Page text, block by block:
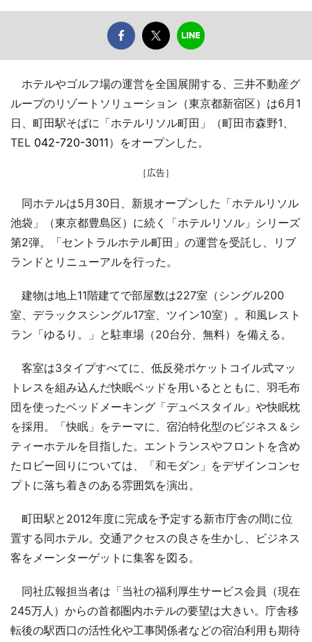
ホテルやゴルフ場の運営を全国展開する、三井不動産グ
ループのリゾートソリューション（東京都新宿区）は6月1
日、町田駅そばに「ホテルリソル町田」（町田市森野1、
TEL 042-720-3011）をオープンした。
［広告］
同ホテルは5月30日、新規オープンした「ホテルリソル
池袋」（東京都豊島区）に続く「ホテルリソル」シリーズ
第2弾。「セントラルホテル町田」の運営を受託し、リブ
ランドとリニューアルを行った。
建物は地上11階建てで部屋数は227室（シングル200
室、デラックスシングル17室、ツイン10室）。和風レスト
ラン「ゆるり。」と駐車場（20台分、無料）を備える。
客室は3タイプすべてに、低反発ポケットコイル式マッ
トレスを組み込んだ快眠ベッドを用いるとともに、羽毛布
団を使ったベッドメーキング「デュベスタイル」や快眠枕
を採用。「快眠」をテーマに、宿泊特化型のビジネス＆シ
ティーホテルを目指した。エントランスやフロントを含め
たロビー回りについては、「和モダン」をデザインコンセ
プトに落ち着きのある雰囲気を演出。
町田駅と2012年度に完成を予定する新市庁舎の間に位
置する同ホテル。交通アクセスの良さを生かし、ビジネス
客をメーンターゲットに集客を図る。
同社広報担当者は「当社の福利厚生サービス会員（現在
245万人）からの首都圏内ホテルの要望は大きい。庁舎移
転後の駅西口の活性化や工事関係者などの宿泊利用も期待